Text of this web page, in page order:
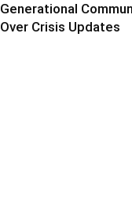
Generational
Over Crisis Updates